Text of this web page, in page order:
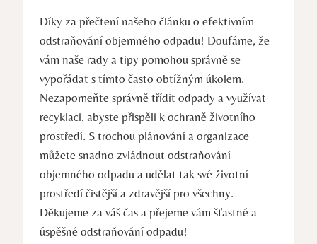
Díky za přečtení našeho článku o efektivním
odstraňování objemného odpadu! Doufáme, že
vám naše rady a tipy pomohou správně se
vypořádat s tímto často obtížným úkolem.
Nezapomeňte správně třídit odpady a využívat
recyklaci, abyste přispěli k ochraně životního
prostředí. S trochou plánování a organizace
můžete snadno zvládnout odstraňování
objemného odpadu a udělat tak své životní
prostředí čistější a zdravější pro všechny.
Děkujeme za váš čas a přejeme vám šťastné a
úspěšné odstraňování odpadu!